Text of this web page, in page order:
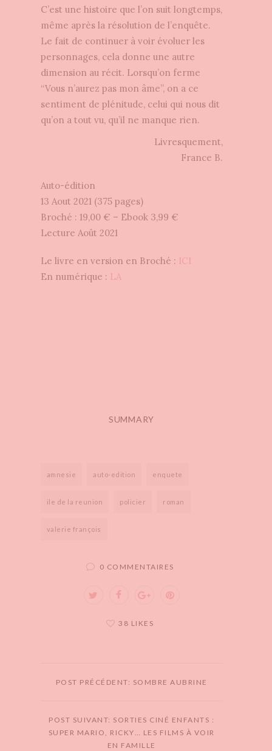
C’est une histoire que l’on suit longtemps,
même après la résolution de l’enquête.
Le fait de continuer à voir évoluer les
personnages, cela donne une autre
dimension au récit. Lorsqu’on ferme
“Vous n’aurez pas mon âme”, on a ce
sentiment de plénitude, celui qui nous dit
qu’on a tout vu, qu’il ne manque rien.
Livresquement,
France B.
Auto-édition
13 Aout 2021 (375 pages)
Broché : 19,00 € – Ebook 3,99 €
Lecture Août 2021
Le livre en version en Broché : ICI
En numérique : LA
SUMMARY
amnesie auto-edition enquete
ile de la reunion policier roman
valerie françois
0 COMMENTAIRES
38 LIKES
POST PRÉCÉDENT: SOMBRE AUBRINE
POST SUIVANT: SORTIES CINÉ ENFANTS :
SUPER MARIO, RICKY… LES FILMS À VOIR
EN FAMILLE